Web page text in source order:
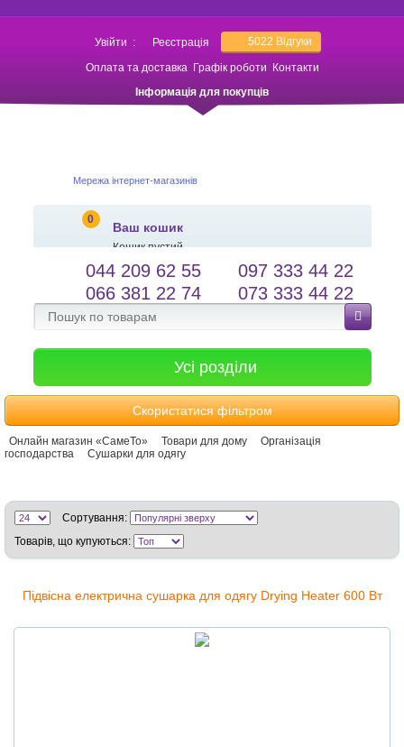
Увійти : Реєстрація 5022 Відгуки
Оплата та доставка Графік роботи
Контакти
Інформація для покупців
Мережа інтернет-магазинів
0
Ваш кошик
Кошик пустий
salessameto@gmail.com
Зворотній зв'язок
Мова сайту
044 209 62 55
097 333 44 22
066 381 22 74
073 333 44 22
Усі розділи
Скористатися фільтром
Онлайн магазин «СамеТо» Товари для дому
Організація
господарства
Сушарки для одягу
Сортування:
Товарів, що купуються:
Підвісна електрична сушарка для одягу Drying Heater 600 Вт